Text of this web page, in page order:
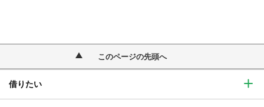
このページの先頭へ
借りたい